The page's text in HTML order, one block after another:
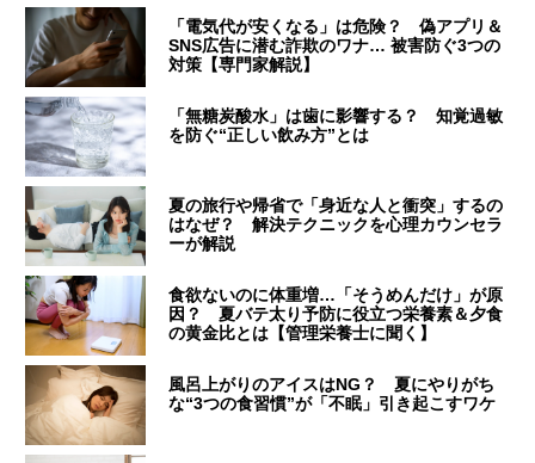
「電気代が安くなる」は危険？ 偽アプリ＆
SNS広告に潜む詐欺のワナ… 被害防ぐ3つの
対策【専門家解説】
「無糖炭酸水」は歯に影響する？ 知覚過敏
を防ぐ“正しい飲み方”とは
夏の旅行や帰省で「身近な人と衝突」するの
はなぜ？ 解決テクニックを心理カウンセラ
ーが解説
食欲ないのに体重増…「そうめんだけ」が原
因？ 夏バテ太り予防に役立つ栄養素＆夕食
の黄金比とは【管理栄養士に聞く】
風呂上がりのアイスはNG？ 夏にやりがち
な“3つの食習慣”が「不眠」引き起こすワケ